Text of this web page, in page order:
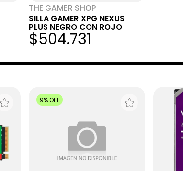
9% OFF
THE GAMER SHOP
SILLA GAMER XPG NEXUS
PLUS NEGRO CON ROJO
$504.731